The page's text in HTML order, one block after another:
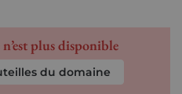
plus disponible
du domaine